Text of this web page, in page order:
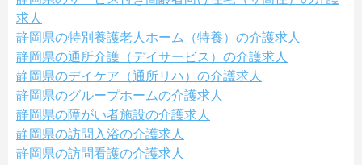
求人
静岡県の特別養護老人ホーム（特養）の介護求人
静岡県の通所介護（デイサービス）の介護求人
静岡県のデイケア（通所リハ）の介護求人
静岡県のグループホームの介護求人
静岡県の障がい者施設の介護求人
静岡県の訪問入浴の介護求人
静岡県の訪問看護の介護求人